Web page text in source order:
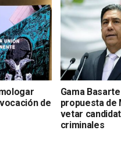
de
Gama
propuesta de
vetar
criminales